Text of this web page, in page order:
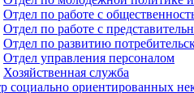
Отдел по работе с
Отдел по работе с
Отдел по развитию
Отдел управления персоналом
Хозяйственная служба
социально ориентированных